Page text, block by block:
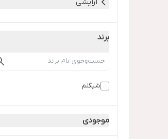
آرایشی
برند
شیگلم
موجودی